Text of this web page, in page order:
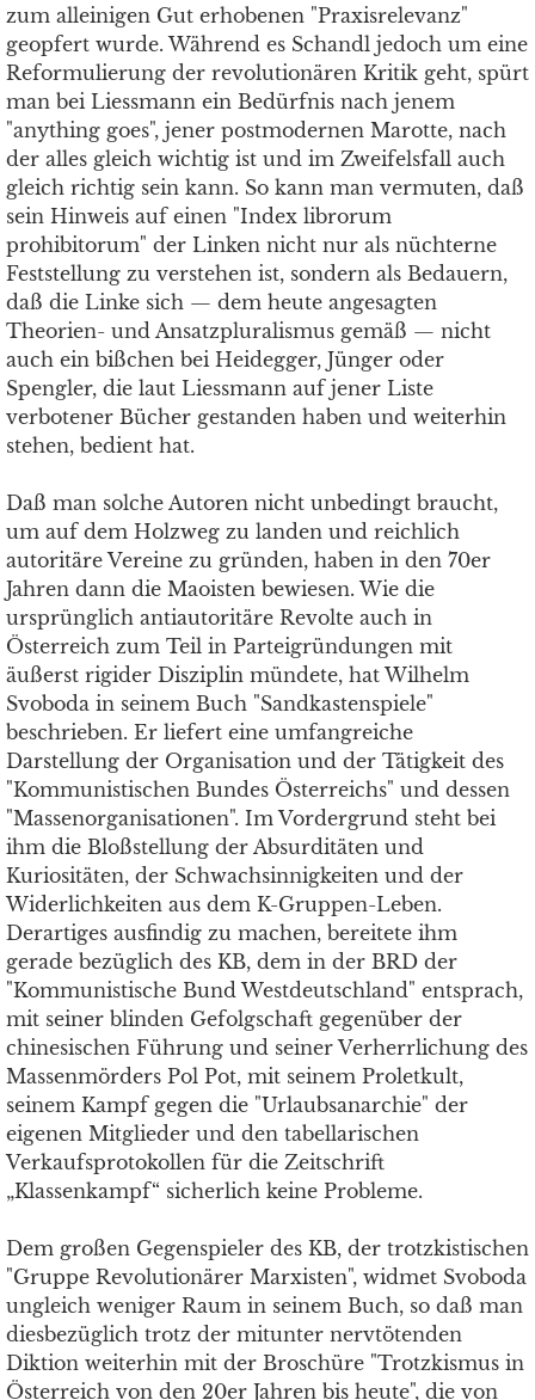
zum alleinigen Gut erhobenen "Praxisrelevanz"
geopfert wurde. Während es Schandl jedoch um eine
Reformulierung der revolutionären Kritik geht, spürt
man bei Liessmann ein Bedürfnis nach jenem
"anything goes", jener postmodernen Marotte, nach
der alles gleich wichtig ist und im Zweifelsfall auch
gleich richtig sein kann. So kann man vermuten, daß
sein Hinweis auf einen "Index librorum
prohibitorum" der Linken nicht nur als nüchterne
Feststellung zu verstehen ist, sondern als Bedauern,
daß die Linke sich — dem heute angesagten
Theorien- und Ansatzpluralismus gemäß — nicht
auch ein bißchen bei Heidegger, Jünger oder
Spengler, die laut Liessmann auf jener Liste
verbotener Bücher gestanden haben und weiterhin
stehen, bedient hat.
Daß man solche Autoren nicht unbedingt braucht,
um auf dem Holzweg zu landen und reichlich
autoritäre Vereine zu gründen, haben in den 70er
Jahren dann die Maoisten bewiesen. Wie die
ursprünglich antiautoritäre Revolte auch in
Österreich zum Teil in Parteigründungen mit
äußerst rigider Disziplin mündete, hat Wilhelm
Svoboda in seinem Buch "Sandkastenspiele"
beschrieben. Er liefert eine umfangreiche
Darstellung der Organisation und der Tätigkeit des
"Kommunistischen Bundes Österreichs" und dessen
"Massenorganisationen". Im Vordergrund steht bei
ihm die Bloßstellung der Absurditäten und
Kuriositäten, der Schwachsinnigkeiten und der
Widerlichkeiten aus dem K-Gruppen-Leben.
Derartiges ausfindig zu machen, bereitete ihm
gerade bezüglich des KB, dem in der BRD der
"Kommunistische Bund Westdeutschland" entsprach,
mit seiner blinden Gefolgschaft gegenüber der
chinesischen Führung und seiner Verherrlichung des
Massenmörders Pol Pot, mit seinem Proletkult,
seinem Kampf gegen die "Urlaubsanarchie" der
eigenen Mitglieder und den tabellarischen
Verkaufsprotokollen für die Zeitschrift
„Klassenkampf“ sicherlich keine Probleme.
Dem großen Gegenspieler des KB, der trotzkistischen
"Gruppe Revolutionärer Marxisten", widmet Svoboda
ungleich weniger Raum in seinem Buch, so daß man
diesbezüglich trotz der mitunter nervtötenden
Diktion weiterhin mit der Broschüre "Trotzkismus in
Österreich von den 20er Jahren bis heute", die von